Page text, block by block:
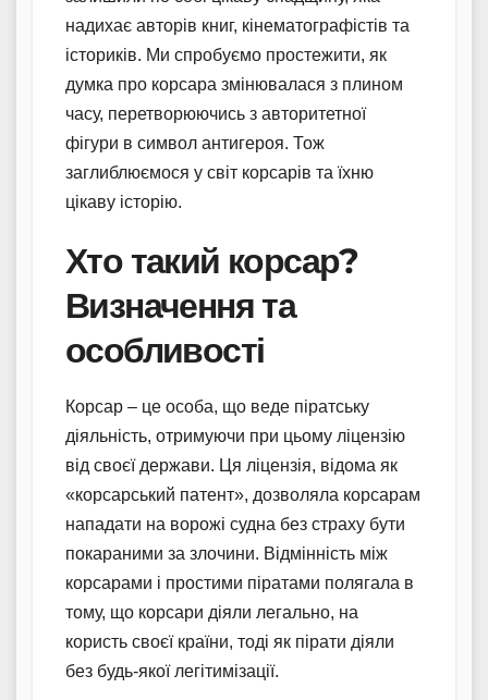
надихає авторів книг, кінематографістів та
істориків. Ми спробуємо простежити, як
думка про корсара змінювалася з плином
часу, перетворюючись з авторитетної
фігури в символ антигероя. Тож
заглиблюємося у світ корсарів та їхню
цікаву історію.
Хто такий корсар?
Визначення та
особливості
Корсар – це особа, що веде піратську
діяльність, отримуючи при цьому ліцензію
від своєї держави. Ця ліцензія, відома як
«корсарський патент», дозволяла корсарам
нападати на ворожі судна без страху бути
покараними за злочини. Відмінність між
корсарами і простими піратами полягала в
тому, що корсари діяли легально, на
користь своєї країни, тоді як пірати діяли
без будь-якої легітимізації.